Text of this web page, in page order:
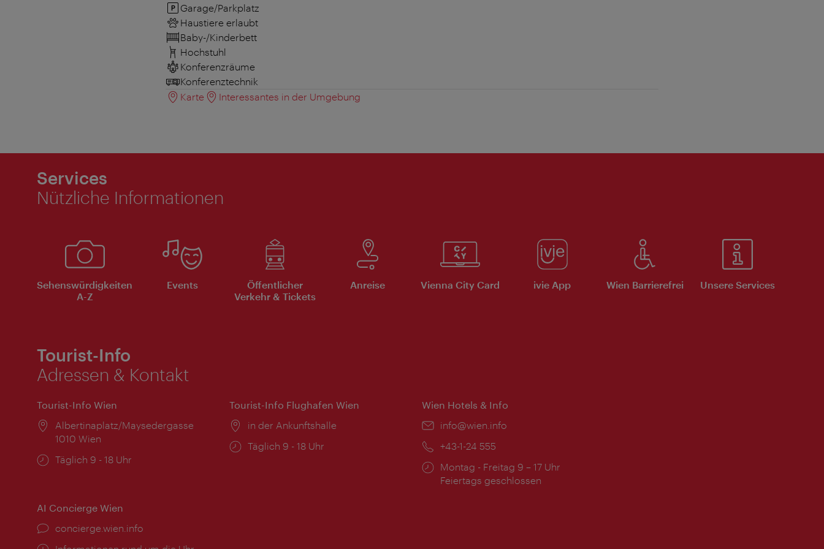
Garage/Parkplatz
Haustiere erlaubt
Baby-/Kinderbett
Hochstuhl
Konferenzräume
Konferenztechnik
Karte
Interessantes in der Umgebung
Services
Nützliche Informationen
Sehenswürdigkeiten
A-Z
Events
Öffentlicher
Verkehr & Tickets
Anreise Vienna City Card ivie App Wien Barrierefrei Unsere Services
Tourist-Info
Adressen & Kontakt
Tourist-Info Wien
Ort:
Albertinaplatz/Maysedergasse
1010 Wien
Öffnungszeiten:
Täglich 9 - 18 Uhr
Tourist-Info Flughafen Wien
Ort:
in der Ankunftshalle
Öffnungszeiten:
Täglich 9 - 18 Uhr
Wien Hotels & Info
Email:
info@wien.info
Telefon:
+43-1-24 555
Öffnungszeiten:
Montag - Freitag 9 – 17 Uhr
Feiertags geschlossen
AI Concierge Wien
Ort:
concierge.wien.info